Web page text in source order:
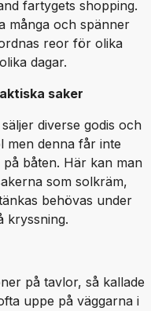
fartygets shopping.
många och spänner
reor för olika
dagar.
saker
diverse godis och
men denna får inte
båten. Här kan man
som solkräm,
behövas under
kryssning.
på tavlor, så kallade
uppe på väggarna i